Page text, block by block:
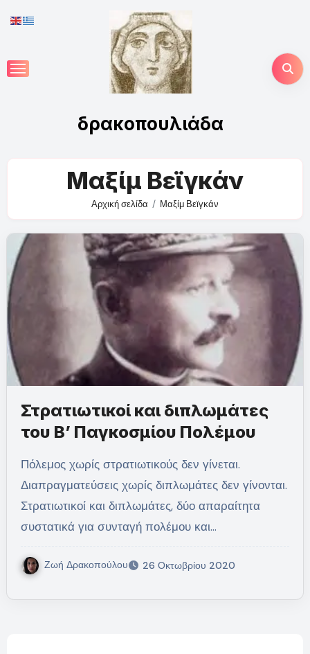
to
δρακοπουλιάδα
Μαξίμ Βεϊγκάν
Αρχική σελίδα Μαξίμ Βεϊγκάν
Στρατιωτικοί και διπλωμάτες
του Β’ Παγκοσμίου Πολέμου
Πόλεμος χωρίς στρατιωτικούς δεν γίνεται.
Διαπραγματεύσεις χωρίς διπλωμάτες δεν γίνονται.
Στρατιωτικοί και διπλωμάτες, δύο απαραίτητα
συστατικά για συνταγή πολέμου και…
Ζωή Δρακοπούλου 26 Οκτωβρίου 2020